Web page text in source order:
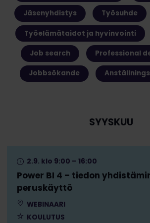
Jäsenyhdistys Työsuhde
Työelämätaidot ja hyvinvointi
Job search Professional
Jobbsökande
SYYSKUU
Power BI 4 – tiedon
peruskäyttö
2.9. klo 9:00 – 16:00
WEBINAARI
KOULUTUS